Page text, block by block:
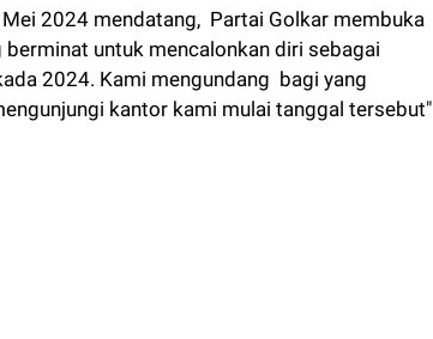
2024 mendatang, Partai Golkar membuka
untuk mencalonkan diri sebagai
2024. Kami mengundang bagi yang
kantor kami mulai tanggal tersebut"